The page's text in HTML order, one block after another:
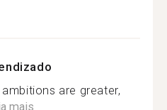
are greater,
mais